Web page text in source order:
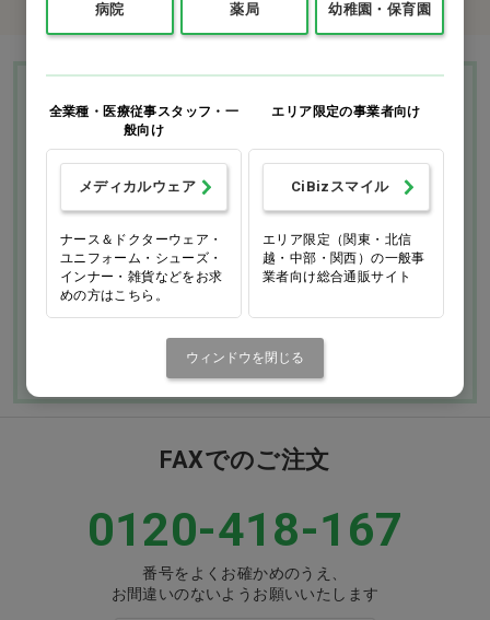
Ciモール ウェブ通販のご利用ガイド・ヘル
お支払いについて 送料について
返品・交換につい
て
修理・保証につい
て
よくあるご質問
ご利用ガイドを詳しく見
FAXでのご注文
0120-418-167
番号をよくお確かめのうえ、
お間違いのないようお願いいたします
病院 薬局 幼稚園・保育園
全業種・医療従事スタッフ・一
般向け
メディカルウェア
ナース＆ドクターウェア・
ユニフォーム・シューズ・
インナー・雑貨などをお求
めの方はこちら。
エリア限定の事業者向け
CiBizスマイル
エリア限定（関東・北信
越・中部・関西）の一般事
業者向け総合通販サイト
ウィンドウを閉じる